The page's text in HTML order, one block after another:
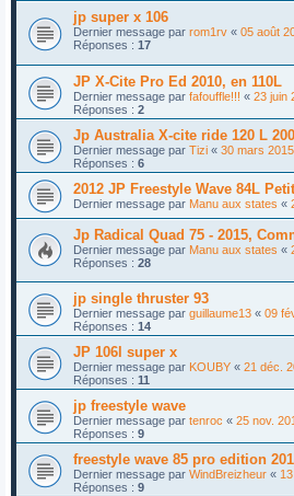
jp super x 106
Dernier message par rom1rv « 05 août
Réponses : 17
JP X-Cite Pro Ed 2010, en 110L
Dernier message par fafouffle!!! « 23 juin
Réponses : 2
Jp Australia X-cite ride 120 L
Dernier message par Tizi « 30 mars
Réponses : 6
2012 JP Freestyle Wave 84L
Dernier message par Manu aux states «
Jp Radical Quad 75 - 2015,
Dernier message par Manu aux states «
Réponses : 28
jp single thruster 93
Dernier message par guillaume13 « 09
Réponses : 14
JP 106l super x
Dernier message par KOUBY « 21 déc.
Réponses : 11
jp freestyle wave
Dernier message par tenroc « 25 nov.
Réponses : 9
freestyle wave 85 pro edition
Dernier message par WindBreizheur «
Réponses : 9